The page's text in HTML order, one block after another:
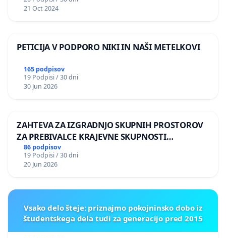
21 Oct 2024
PETICIJA V PODPORO NIKI IN NAŠI METELKOVI
165 podpisov
19 Podpisi / 30 dni
30 Jun 2026
ZAHTEVA ZA IZGRADNJO SKUPNIH PROSTOROV
ZA PREBIVALCE KRAJEVNE SKUPNOSTI
PRESTRANEK
86 podpisov
19 Podpisi / 30 dni
20 Jun 2026
Vsako delo šteje: priznajmo pokojninsko dobo iz
študentskega dela tudi za generacijo pred 2015